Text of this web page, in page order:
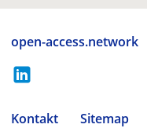
open-access.network
Kontakt Sitemap